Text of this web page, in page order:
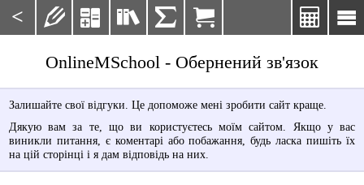
< 

    
OnlineMSchool - Обернений зв'язок
Залишайте свої відгуки. Це допоможе мені зробити сайт краще.
Дякую вам за те, що ви користуєтесь моїм сайтом. Якщо у вас
виникли питання, є коментарі або побажання, будь ласка пишіть їх
на цій сторінці і я дам відповідь на них.